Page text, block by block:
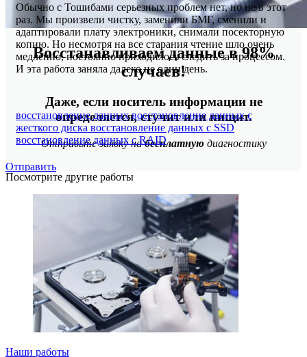
Восстанавливаем данные в 98%
случаев!
Даже, если носитель информации не
определяется, стучит или пищит.
Отправьте заявку набесплатную диагностику
Отправить
Обычно с Тошибами серьезных проблем нет, но не в этот
раз. Мы произвели чистку, заменили БМГ, сменили и
адаптировали плату электроники, снимали посекторную
копию. Но несмотря на все старания чтение шло очень
медленно, постоянно приходилось следить за процессом.
И эта работа заняла далеко не один день.
восстановление данных восстановление данных с
жесткого диска восстановление данных с SSD
восстановление данных с RAID
Посмотрите другие работы
Наши работы